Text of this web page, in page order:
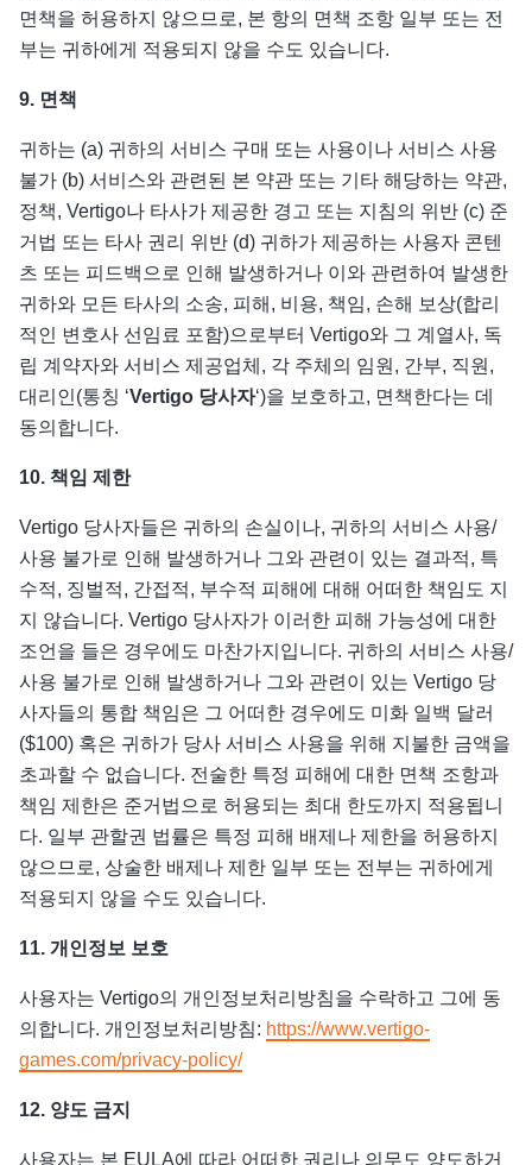
면책을 허용하지 않으므로, 본 항의 면책 조항 일부 또는 전
부는 귀하에게 적용되지 않을 수도 있습니다.
9. 면책
귀하는 (a) 귀하의 서비스 구매 또는 사용이나 서비스 사용
불가 (b) 서비스와 관련된 본 약관 또는 기타 해당하는 약관,
정책, Vertigo나 타사가 제공한 경고 또는 지침의 위반 (c) 준
거법 또는 타사 권리 위반 (d) 귀하가 제공하는 사용자 콘텐
츠 또는 피드백으로 인해 발생하거나 이와 관련하여 발생한
귀하와 모든 타사의 소송, 피해, 비용, 책임, 손해 보상(합리
적인 변호사 선임료 포함)으로부터 Vertigo와 그 계열사, 독
립 계약자와 서비스 제공업체, 각 주체의 임원, 간부, 직원,
대리인(통칭 ‘Vertigo 당사자‘)을 보호하고, 면책한다는 데
동의합니다.
10. 책임 제한
Vertigo 당사자들은 귀하의 손실이나, 귀하의 서비스 사용/
사용 불가로 인해 발생하거나 그와 관련이 있는 결과적, 특
수적, 징벌적, 간접적, 부수적 피해에 대해 어떠한 책임도 지
지 않습니다. Vertigo 당사자가 이러한 피해 가능성에 대한
조언을 들은 경우에도 마찬가지입니다. 귀하의 서비스 사용/
사용 불가로 인해 발생하거나 그와 관련이 있는 Vertigo 당
사자들의 통합 책임은 그 어떠한 경우에도 미화 일백 달러
($100) 혹은 귀하가 당사 서비스 사용을 위해 지불한 금액을
초과할 수 없습니다. 전술한 특정 피해에 대한 면책 조항과
책임 제한은 준거법으로 허용되는 최대 한도까지 적용됩니
다. 일부 관할권 법률은 특정 피해 배제나 제한을 허용하지
않으므로, 상술한 배제나 제한 일부 또는 전부는 귀하에게
적용되지 않을 수도 있습니다.
11. 개인정보 보호
사용자는 Vertigo의 개인정보처리방침을 수락하고 그에 동
의합니다. 개인정보처리방침: https://www.vertigo-
games.com/privacy-policy/
12. 양도 금지
사용자는 본 EULA에 따라 어떠한 권리나 의무도 양도하거